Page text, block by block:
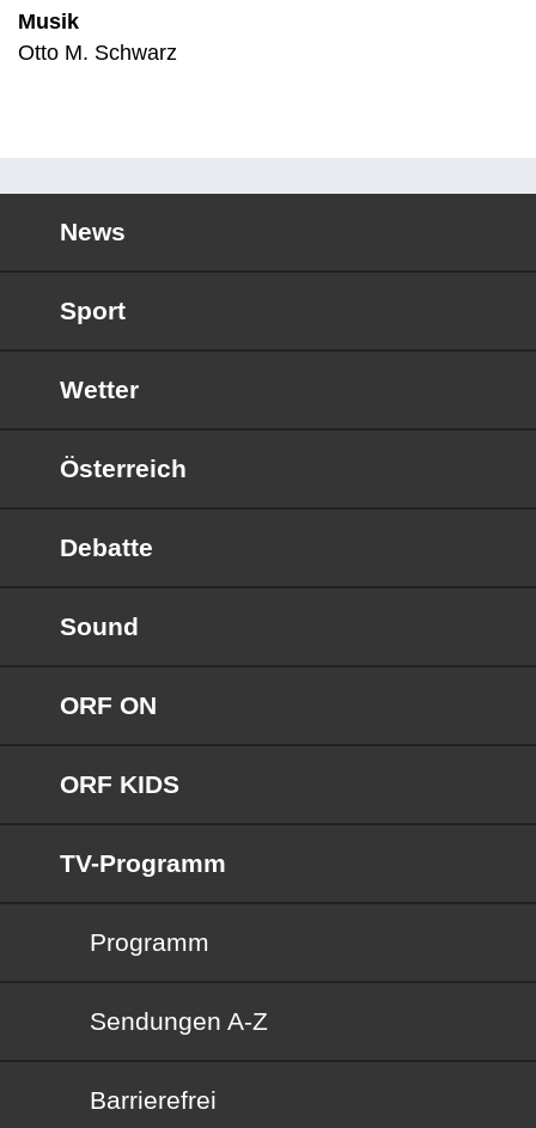
Musik
Otto M. Schwarz
News
Sport
Wetter
Österreich
Debatte
Sound
ORF ON
ORF KIDS
TV-Programm
Programm
Sendungen von A bis Z
Sendungen A-Z
Barrierefrei
Barrierefrei